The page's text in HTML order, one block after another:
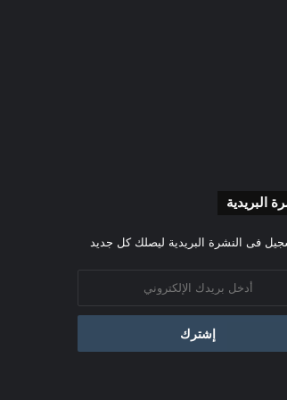
البريدية
فى النشرة البريدية ليصلك كل جديد